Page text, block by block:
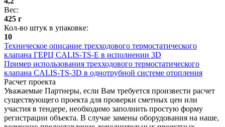
Вес:
425 г
Кол-во штук в упаковке:
10
Техническое описание трехходового термостатического
клапана ГЕРЦ CALIS-TS-E в исполнении 3D
Пример использования трехходового термостатического
клапана CALIS-TS-3D в однотрубной системе отопления
Расчет проекта
Уважаемые Партнеры, если Вам требуется произвести расчет
существующего проекта для проверки сметных цен или
участия в тендере, необходимо заполнить простую форму
регистрации объекта. В случае замены оборудования на наше,